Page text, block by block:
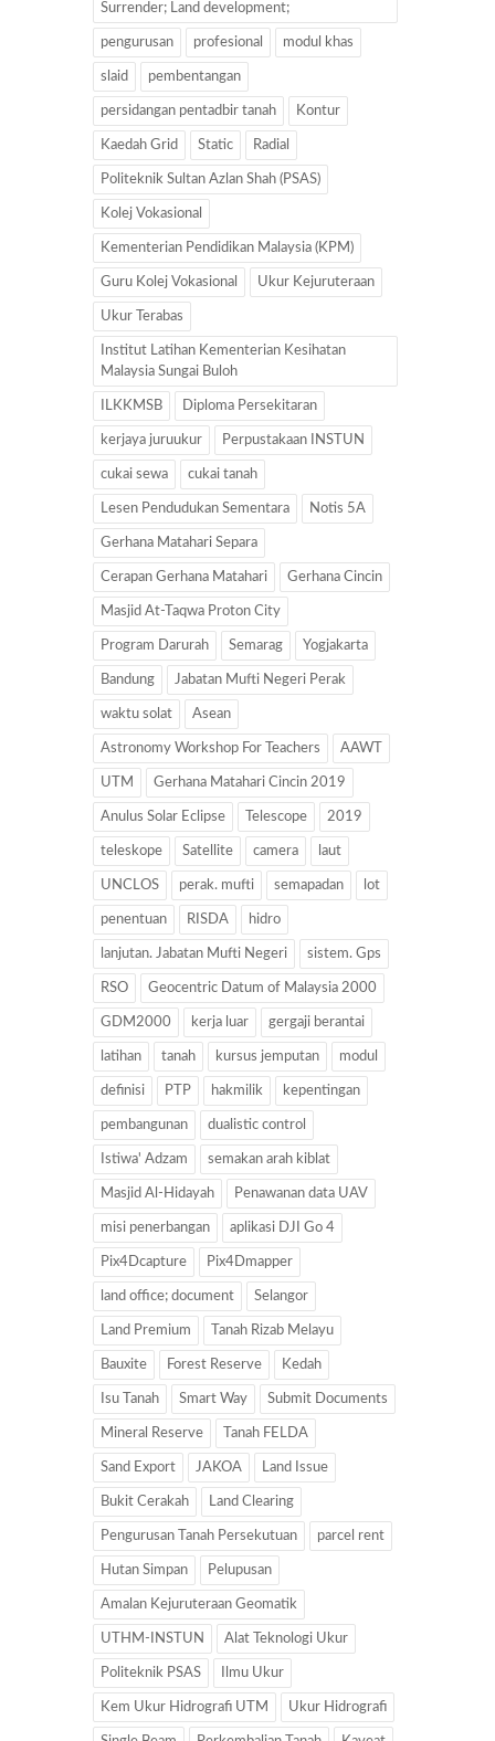
Surrender; Land development;
pengurusan profesional modul khas
slaid pembentangan
persidangan pentadbir tanah Kontur
Kaedah Grid Static Radial
Politeknik Sultan Azlan Shah (PSAS)
Kolej Vokasional
Kementerian Pendidikan Malaysia (KPM)
Guru Kolej Vokasional Ukur Kejuruteraan
Ukur Terabas
Institut Latihan Kementerian Kesihatan
Malaysia Sungai Buloh
ILKKMSB Diploma Persekitaran
kerjaya juruukur Perpustakaan INSTUN
cukai sewa cukai tanah
Lesen Pendudukan Sementara Notis 5A
Gerhana Matahari Separa
Cerapan Gerhana Matahari Gerhana Cincin
Masjid At-Taqwa Proton City
Program Darurah Semarag Yogjakarta
Bandung Jabatan Mufti Negeri Perak
waktu solat Asean
Astronomy Workshop For Teachers AAWT
UTM Gerhana Matahari Cincin 2019
Anulus Solar Eclipse Telescope 2019
teleskope Satellite camera laut
UNCLOS perak. mufti semapadan lot
penentuan RISDA hidro
lanjutan. Jabatan Mufti Negeri sistem. Gps
RSO Geocentric Datum of Malaysia 2000
GDM2000 kerja luar gergaji berantai
latihan tanah kursus jemputan modul
definisi PTP hakmilik kepentingan
pembangunan dualistic control
Istiwa' Adzam semakan arah kiblat
Masjid Al-Hidayah Penawanan data UAV
misi penerbangan aplikasi DJI Go 4
Pix4Dcapture Pix4Dmapper
land office; document Selangor
Land Premium Tanah Rizab Melayu
Bauxite Forest Reserve Kedah
Isu Tanah Smart Way Submit Documents
Mineral Reserve Tanah FELDA
Sand Export JAKOA Land Issue
Bukit Cerakah Land Clearing
Pengurusan Tanah Persekutuan parcel rent
Hutan Simpan Pelupusan
Amalan Kejuruteraan Geomatik
UTHM-INSTUN Alat Teknologi Ukur
Politeknik PSAS Ilmu Ukur
Kem Ukur Hidrografi UTM Ukur Hidrografi